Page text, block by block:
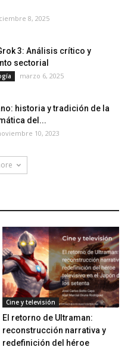
8, 2025
3: Análisis crítico y
sectorial
marzo 6, 2025
historia y tradición de la
del...
10, 2023
Cine y televisión
El retorno de Ultraman:
reconstrucción narrativa y
redefinición del héroe